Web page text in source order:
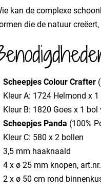
kan de complexe
die de natuur
Scheepjes Colour Crafter
Kleur A: 1724 Helmond x
Kleur B: 1820 Goes x 1 bol
Scheepjes Panda (100%
Kleur C: 580 x 2 bollen
3,5 mm haaknaald
4 x ø 25 mm knopen,
2 x ø 50 cm rond